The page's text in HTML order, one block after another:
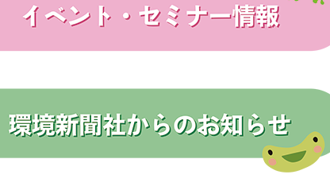
から１年 外国人訪問介護 具体的な目標で意欲を
限に懸念 厚労省「到達の可能性否定できず」
能上限に懸念 厚労省「到達の可能性否定できず」 高齢